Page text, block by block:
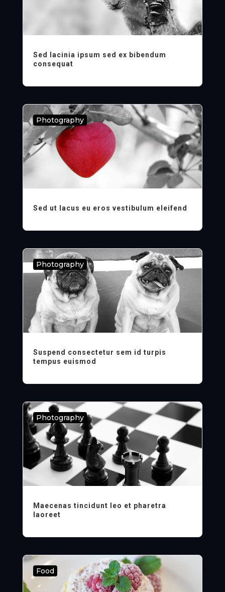
Sed lacinia ipsum sed ex bibendum
consequat
Photography
Sed ut lacus eu eros vestibulum eleifend
Photography
Suspend consectetur sem id turpis
tempus euismod
Photography
Maecenas tincidunt leo et pharetra
laoreet
Food